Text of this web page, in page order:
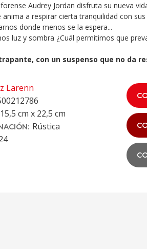
Audrey Jordan disfruta su nueva
anima a respirar cierta tranquilidad con
donde menos se la espera...
luz y sombra ¿Cuál permitimos que
con un suspenso que no da
Larenn
15,5 cm x 22,5 cm
Rústica